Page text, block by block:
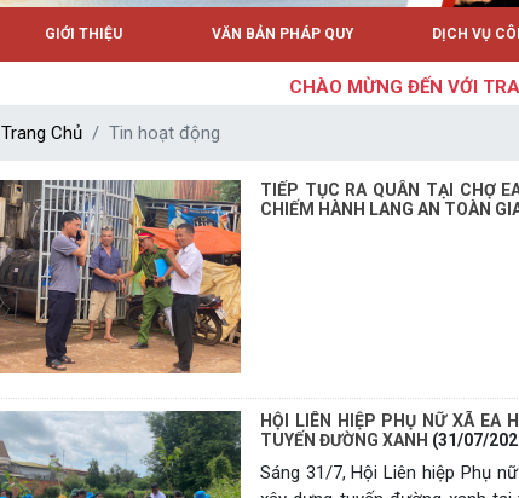
GIỚI THIỆU VĂN BẢN PHÁP QUY DỊCH VỤ
CHÀO MỪNG ĐẾN VỚI TRANG
Trang Chủ Tin hoạt động
TIẾP TỤC RA QUÂN TẠI CHỢ
CHIẾM HÀNH LANG AN TOÀN
HỘI LIÊN HIỆP PHỤ NỮ XÃ EA
TUYẾN ĐƯỜNG XANH (31/07/
Sáng 31/7, Hội Liên hiệp Phụ